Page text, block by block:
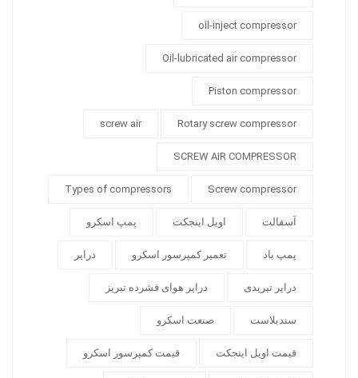
oil-inject compressor
Oil-lubricated air compressor
Piston compressor
Rotary screw compressor
screw air
SCREW AIR COMPRESSOR
Screw compressor
Types of compressors
آسفالت اویل اینجکت پمپ اسکرو
پمپ باد تعمیر کمپرسور اسکرو درایر
درایر تبریدی درایر هوای فشرده تبریز
سندبلاست صنعت اسکرو
قیمت اویل اینجکت قیمت کمپرسور اسکرو